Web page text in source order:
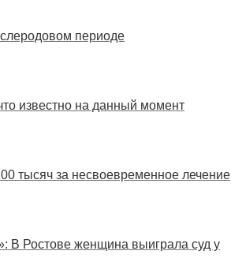
периоде
известно на данный момент
тысяч за несвоевременное лечение
В Ростове женщина выиграла суд у